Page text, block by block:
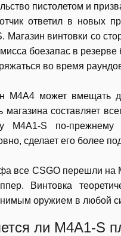
пистолетом и
ответил в новых
Магазин винтовки со
боезапас в
во время
M4A4 может вмещать
магазина составляет
M4A1-S по-
сделает его более
все CSGO перешли на
Винтовка
оружием в любой
ли M4A1-S